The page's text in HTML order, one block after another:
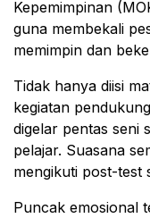
Kepemimpinan
guna membekali
memimpin dan
Tidak hanya diisi
kegiatan
digelar pentas seni
pelajar. Suasana
mengikuti post-test
Puncak emosional